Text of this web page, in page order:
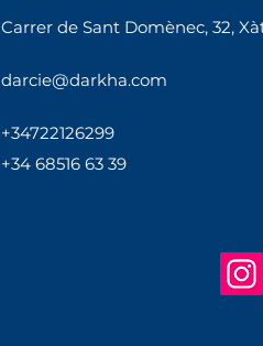
Carrer de Sant Domènec, 32,
darcie@darkha.com
+34722126299
+34 68516 63 39